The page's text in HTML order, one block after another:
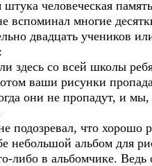
штука человеческая
вспоминал многие
двадцать учеников
здесь со всей школы
ваши рисунки
они не пропадут, и
подозревал, что
небольшой альбом для
либо в альбомчике.